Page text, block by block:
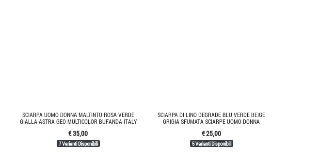
SCIARPA UOMO DONNA MALTINTO ROSA VERDE
GIALLA ASTRA GEO MULTICOLOR BUFANDA ITALY
€ 35,00
7 Varianti Disponibili
SCIARPA DI LINO DEGRADE BLU VERDE BEIGE
GRIGIA SFUMATA SCIARPE UOMO DONNA
€ 25,00
5 Varianti Disponibili